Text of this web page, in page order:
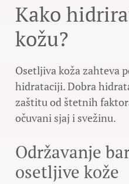
Kako
kožu?
Osetljiva koža zahteva
hidrataciji. Dobra
zaštitu od štetnih
očuvani sjaj i svežinu.
Održavanje
osetljive kože